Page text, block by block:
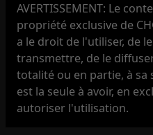
AVERTISSEMENT: Le
propriété exclusive de
a le droit de l'utiliser, de
transmettre, de le
totalité ou en partie, à sa
est la seule à avoir, en
autoriser l'utilisation.